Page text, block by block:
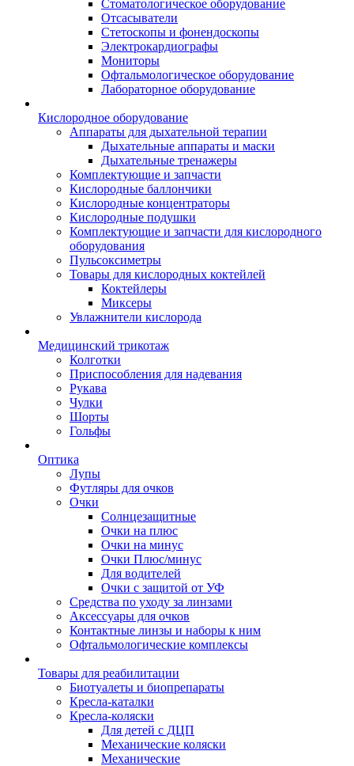
Стоматологическое оборудование
Отсасыватели
Стетоскопы и фонендоскопы
Электрокардиографы
Мониторы
Офтальмологическое оборудование
Лабораторное оборудование
Кислородное оборудование
Аппараты для дыхательной терапии
Дыхательные аппараты и маски
Дыхательные тренажеры
Комплектующие и запчасти
Кислородные баллончики
Кислородные концентраторы
Кислородные подушки
Комплектующие и запчасти для кислородного
оборудования
Пульсоксиметры
Товары для кислородных коктейлей
Коктейлеры
Миксеры
Увлажнители кислорода
Медицинский трикотаж
Колготки
Приспособления для надевания
Рукава
Чулки
Шорты
Гольфы
Оптика
Лупы
Футляры для очков
Очки
Солнцезащитные
Очки на плюс
Очки на минус
Очки Плюс/минус
Для водителей
Очки с защитой от УФ
Средства по уходу за линзами
Аксессуары для очков
Контактные линзы и наборы к ним
Офтальмологические комплексы
Товары для реабилитации
Биотуалеты и биопрепараты
Кресла-каталки
Кресла-коляски
Для детей с ДЦП
Механические коляски
Механические